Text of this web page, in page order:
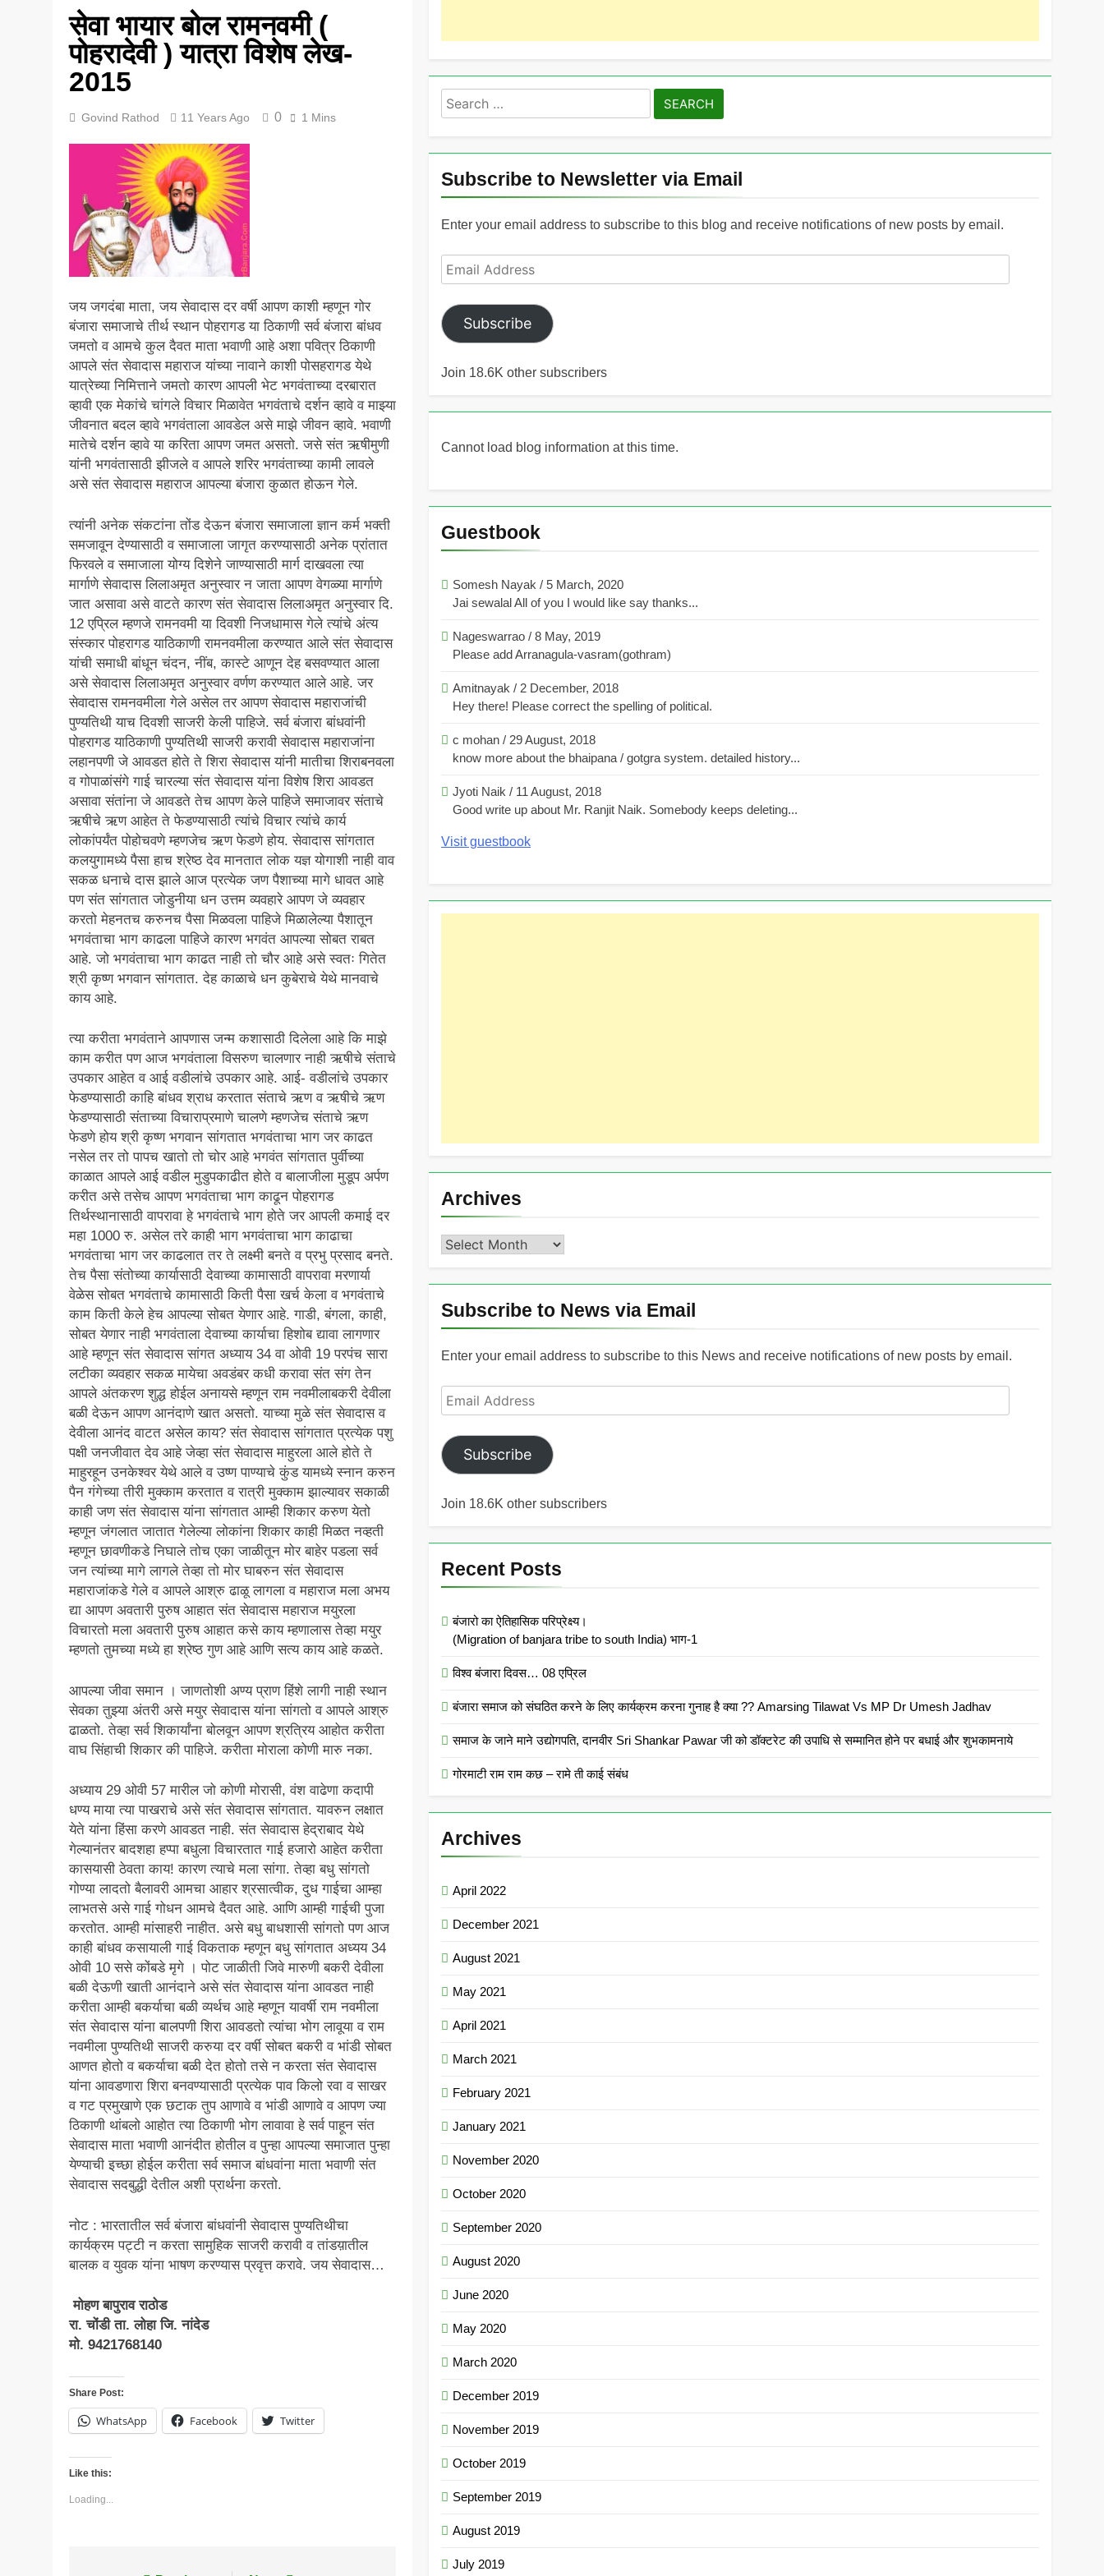
5 Years Ago
सेवा भायार बोल रामनवमी (
पोहरादेवी ) यात्रा विशेष लेख-
2015
Govind Rathod 11 Years Ago 0 1 Mins
जय जगदंबा माता, जय सेवादास दर वर्षी आपण काशी म्हणून गोर
बंजारा समाजाचे तीर्थ स्थान पोहरागड या ठिकाणी सर्व बंजारा बांधव
जमतो व आमचे कुल दैवत माता भवाणी आहे अशा पवित्र ठिकाणी
आपले संत सेवादास महाराज यांच्या नावाने काशी पोसहरागड येथे
यात्रेच्या निमित्ताने जमतो कारण आपली भेट भगवंताच्या दरबारात
व्हावी एक मेकांचे चांगले विचार मिळावेत भगवंताचे दर्शन व्हावे व माझ्या
जीवनात बदल व्हावे भगवंताला आवडेल असे माझे जीवन व्हावे. भवाणी
मातेचे दर्शन व्हावे या करिता आपण जमत असतो. जसे संत ऋषीमुणी
यांनी भगवंतासाठी झीजले व आपले शरिर भगवंताच्या कामी लावले
असे संत सेवादास महाराज आपल्या बंजारा कुळात होऊन गेले.
त्यांनी अनेक संकटांना तोंड देऊन बंजारा समाजाला ज्ञान कर्म भक्ती
समजावून देण्यासाठी व समाजाला जागृत करण्यासाठी अनेक प्रांतात
फिरवले व समाजाला योग्य दिशेने जाण्यासाठी मार्ग दाखवला त्या
मार्गाणे सेवादास लिलाअमृत अनुस्वार न जाता आपण वेगळ्या मार्गाणे
जात असावा असे वाटते कारण संत सेवादास लिलाअमृत अनुस्वार दि.
12 एप्रिल म्हणजे रामनवमी या दिवशी निजधामास गेले त्यांचे अंत्य
संस्कार पोहरागड याठिकाणी रामनवमीला करण्यात आले संत सेवादास
यांची समाधी बांधून चंदन, नींब, कास्टे आणून देह बसवण्यात आला
असे सेवादास लिलाअमृत अनुस्वार वर्णण करण्यात आले आहे. जर
सेवादास रामनवमीला गेले असेल तर आपण सेवादास महाराजांची
पुण्यतिथी याच दिवशी साजरी केली पाहिजे. सर्व बंजारा बांधवांनी
पोहरागड याठिकाणी पुण्यतिथी साजरी करावी सेवादास महाराजांना
लहानपणी जे आवडत होते ते शिरा सेवादास यांनी मातीचा शिराबनवला
व गोपाळांसंगे गाई चारल्या संत सेवादास यांना विशेष शिरा आवडत
असावा संतांना जे आवडते तेच आपण केले पाहिजे समाजावर संताचे
ऋषीचे ऋण आहेत ते फेडण्यासाठी त्यांचे विचार त्यांचे कार्य
लोकांपर्यंत पोहोचवणे म्हणजेच ऋण फेडणे होय. सेवादास सांगतात
कलयुगामध्ये पैसा हाच श्रेष्ठ देव मानतात लोक यज्ञ योगाशी नाही वाव
सकळ धनाचे दास झाले आज प्रत्येक जण पैशाच्या मागे धावत आहे
पण संत सांगतात जोडुनीया धन उत्तम व्यवहारे आपण जे व्यवहार
करतो मेहनतच करुनच पैसा मिळवला पाहिजे मिळालेल्या पैशातून
भगवंताचा भाग काढला पाहिजे कारण भगवंत आपल्या सोबत राबत
आहे. जो भगवंताचा भाग काढत नाही तो चौर आहे असे स्वतः गितेत
श्री कृष्ण भगवान सांगतात. देह काळाचे धन कुबेराचे येथे मानवाचे
काय आहे.
त्या करीता भगवंताने आपणास जन्म कशासाठी दिलेला आहे कि माझे
काम करीत पण आज भगवंताला विसरुण चालणार नाही ऋषीचे संताचे
उपकार आहेत व आई वडीलांचे उपकार आहे. आई- वडीलांचे उपकार
फेडण्यासाठी काहि बांधव श्राध करतात संताचे ऋण व ऋषीचे ऋण
फेडण्यासाठी संताच्या विचाराप्रमाणे चालणे म्हणजेच संताचे ऋण
फेडणे होय श्री कृष्ण भगवान सांगतात भगवंताचा भाग जर काढत
नसेल तर तो पापच खातो तो चोर आहे भगवंत सांगतात पुर्वीच्या
काळात आपले आई वडील मुडुपकाढीत होते व बालाजीला मुडूप अर्पण
करीत असे तसेच आपण भगवंताचा भाग काढून पोहरागड
तिर्थस्थानासाठी वापरावा हे भगवंताचे भाग होते जर आपली कमाई दर
महा 1000 रु. असेल तरे काही भाग भगवंताचा भाग काढाचा
भगवंताचा भाग जर काढलात तर ते लक्ष्मी बनते व प्रभु प्रसाद बनते.
तेच पैसा संतोच्या कार्यासाठी देवाच्या कामासाठी वापरावा मरणार्या
वेळेस सोबत भगवंताचे कामासाठी किती पैसा खर्च केला व भगवंताचे
काम किती केले हेच आपल्या सोबत येणार आहे. गाडी, बंगला, काही,
सोबत येणार नाही भगवंताला देवाच्या कार्याचा हिशोब द्यावा लागणार
आहे म्हणून संत सेवादास सांगत अध्याय 34 वा ओवी 19 परपंच सारा
लटीका व्यवहार सकळ मायेचा अवडंबर कधी करावा संत संग तेन
आपले अंतकरण शुद्ध होईल अनायसे म्हणून राम नवमीलाबकरी देवीला
बळी देऊन आपण आनंदाणे खात असतो. याच्या मुळे संत सेवादास व
देवीला आनंद वाटत असेल काय? संत सेवादास सांगतात प्रत्येक पशु
पक्षी जनजीवात देव आहे जेव्हा संत सेवादास माहुरला आले होते ते
माहुरहून उनकेश्वर येथे आले व उष्ण पाण्याचे कुंड यामध्ये स्नान करुन
पैन गंगेच्या तीरी मुक्काम करतात व रात्री मुक्काम झाल्यावर सकाळी
काही जण संत सेवादास यांना सांगतात आम्ही शिकार करुण येतो
म्हणून जंगलात जातात गेलेल्या लोकांना शिकार काही मिळत नव्हती
म्हणून छावणीकडे निघाले तोच एका जाळीतून मोर बाहेर पडला सर्व
जन त्यांच्या मागे लागले तेव्हा तो मोर घाबरुन संत सेवादास
महाराजांकडे गेले व आपले आश्रु ढाळू लागला व महाराज मला अभय
द्या आपण अवतारी पुरुष आहात संत सेवादास महाराज मयुरला
विचारतो मला अवतारी पुरुष आहात कसे काय म्हणालास तेव्हा मयुर
म्हणतो तुमच्या मध्ये हा श्रेष्ठ गुण आहे आणि सत्य काय आहे कळते.
आपल्या जीवा समान । जाणतोशी अण्य प्राण हिंशे लागी नाही स्थान
सेवका तुझ्या अंतरी असे मयुर सेवादास यांना सांगतो व आपले आश्रु
ढाळतो. तेव्हा सर्व शिकार्यांना बोलवून आपण श्रत्रिय आहोत करीता
वाघ सिंहाची शिकार की पाहिजे. करीता मोराला कोणी मारु नका.
अध्याय 29 ओवी 57 मारील जो कोणी मोरासी, वंश वाढेणा कदापी
धण्य माया त्या पाखराचे असे संत सेवादास सांगतात. यावरुन लक्षात
येते यांना हिंसा करणे आवडत नाही. संत सेवादास हेद्राबाद येथे
गेल्यानंतर बादशहा हप्पा बधुला विचारतात गाई हजारो आहेत करीता
कासयासी ठेवता काय! कारण त्याचे मला सांगा. तेव्हा बधु सांगतो
गोण्या लादतो बैलावरी आमचा आहार श्रसात्वीक, दुध गाईचा आम्हा
लाभतसे असे गाई गोधन आमचे दैवत आहे. आणि आम्ही गाईची पुजा
करतोत. आम्ही मांसाहरी नाहीत. असे बधु बाधशासी सांगतो पण आज
काही बांधव कसायाली गाई विकताक म्हणून बधु सांगतात अध्यय 34
ओवी 10 ससे कोंबडे मृगे । पोट जाळीती जिवे मारुणी बकरी देवीला
बळी देऊणी खाती आनंदाने असे संत सेवादास यांना आवडत नाही
करीता आम्ही बकर्याचा बळी व्यर्थच आहे म्हणून यावर्षी राम नवमीला
संत सेवादास यांना बालपणी शिरा आवडतो त्यांचा भोग लावूया व राम
नवमीला पुण्यतिथी साजरी करुया दर वर्षी सोबत बकरी व भांडी सोबत
आणत होतो व बकर्याचा बळी देत होतो तसे न करता संत सेवादास
यांना आवडणारा शिरा बनवण्यासाठी प्रत्येक पाव किलो रवा व साखर
व गट प्रमुखाणे एक छटाक तुप आणावे व भांडी आणावे व आपण ज्या
ठिकाणी थांबलो आहोत त्या ठिकाणी भोग लावावा हे सर्व पाहून संत
सेवादास माता भवाणी आनंदीत होतील व पुन्हा आपल्या समाजात पुन्हा
येण्याची इच्छा होईल करीता सर्व समाज बांधवांना माता भवाणी संत
सेवादास सदबुद्धी देतील अशी प्रार्थना करतो.
नोट : भारतातील सर्व बंजारा बांधवांनी सेवादास पुण्यतिथीचा
कार्यक्रम पट्टी न करता सामुहिक साजरी करावी व तांडय़ातील
बालक व युवक यांना भाषण करण्यास प्रवृत्त करावे. जय सेवादास…
मोहण बापुराव राठोड
रा. चोंडी ता. लोहा जि. नांदेड
मो. 9421768140
Share Post:
WhatsApp Facebook Twitter
Like this:
Loading...
Search
for:
Subscribe to Newsletter via Email
Enter your email address to subscribe to this blog and receive notifications of new posts by email.
Email
Address
Subscribe
Join 18.6K other subscribers
Cannot load blog information at this time.
Guestbook
Somesh Nayak / 5 March, 2020
Jai sewalal All of you I would like say thanks...
Nageswarrao / 8 May, 2019
Please add Arranagula-vasram(gothram)
Amitnayak / 2 December, 2018
Hey there! Please correct the spelling of political.
c mohan / 29 August, 2018
know more about the bhaipana / gotgra system. detailed history...
Jyoti Naik / 11 August, 2018
Good write up about Mr. Ranjit Naik. Somebody keeps deleting...
Visit guestbook
Archives
Archives
Subscribe to News via Email
Enter your email address to subscribe to this News and receive notifications of new posts by email.
Email
Address
Subscribe
Join 18.6K other subscribers
Recent Posts
बंजारो का ऐतिहासिक परिप्रेक्ष्य।
(Migration of banjara tribe to south India) भाग-1
विश्व बंजारा दिवस… 08 एप्रिल
बंजारा समाज को संघठित करने के लिए कार्यक्रम करना गुनाह है क्या ?? Amarsing Tilawat Vs MP Dr Umesh Jadhav
समाज के जाने माने उद्योगपति, दानवीर Sri Shankar Pawar जी को डॉक्टरेट की उपाधि से सम्मानित होने पर बधाई और शुभकामनाये
गोरमाटी राम राम कछ – रामे ती काई संबंध
Archives
April 2022
December 2021
August 2021
May 2021
April 2021
March 2021
February 2021
January 2021
November 2020
October 2020
September 2020
August 2020
June 2020
May 2020
March 2020
December 2019
November 2019
October 2019
September 2019
August 2019
July 2019